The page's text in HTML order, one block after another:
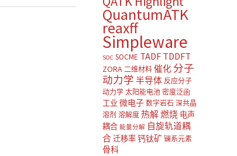
QuantumATK
reaxff
Simpleware
SOC SOCME TADF TDDFT
ZORA 二维材料 催化 分子
动力学 半导体 反应分子
动力学 太阳能电池 密度泛函
工业 微电子 数字岩石 深共晶
溶剂 溶解度 热解燃烧 电声
耦合 能量分解 自旋轨道耦
合迁移率钙钛矿 镧系元素
骨科